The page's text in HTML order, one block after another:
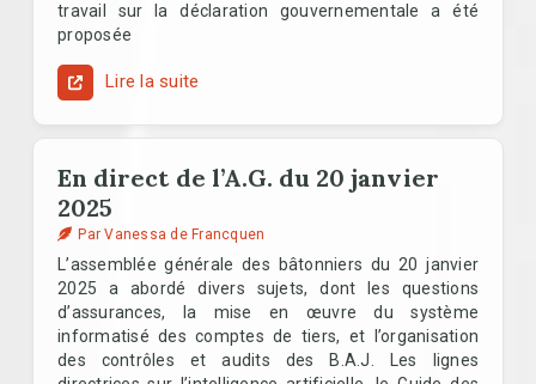
travail sur la déclaration gouvernementale a été
proposée
Lire la suite
En direct de l’A.G. du 20 janvier
2025
Par Vanessa de Francquen
L’assemblée générale des bâtonniers du 20 janvier
2025 a abordé divers sujets, dont les questions
d’assurances, la mise en œuvre du système
informatisé des comptes de tiers, et l’organisation
des contrôles et audits des B.A.J. Les lignes